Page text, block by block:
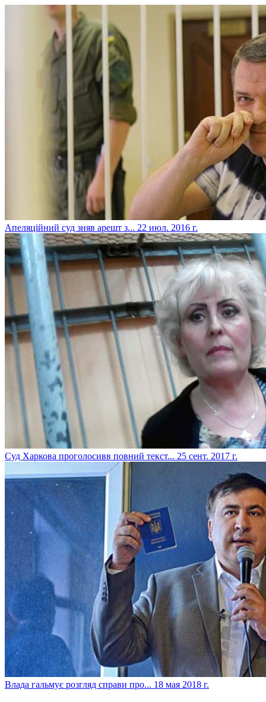
Апеляційний суд зняв арешт з... 22 июл. 2016 г.
​Суд Харкова проголосивв повний текст... 25 сент. 2017 г.
​Влада гальмує розгляд справи про... 18 мая 2018 г.